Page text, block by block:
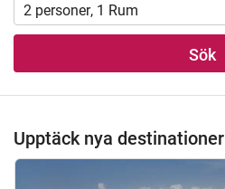
2 personer, 1 Rum
Sök
Upptäck nya destinationer